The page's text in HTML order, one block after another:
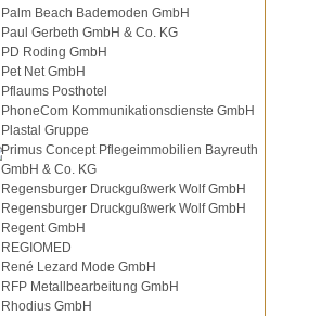
Palm Beach Bademoden GmbH
Paul Gerbeth GmbH & Co. KG
PD Roding GmbH
Pet Net GmbH
Pflaums Posthotel
PhoneCom Kommunikationsdienste GmbH
Plastal Gruppe
Primus Concept Pflegeimmobilien Bayreuth
GmbH & Co. KG
Regensburger Druckgußwerk Wolf GmbH
Regensburger Druckgußwerk Wolf GmbH
Regent GmbH
REGIOMED
René Lezard Mode GmbH
RFP Metallbearbeitung GmbH
Rhodius GmbH